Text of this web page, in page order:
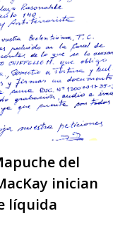
del
inician
líquida